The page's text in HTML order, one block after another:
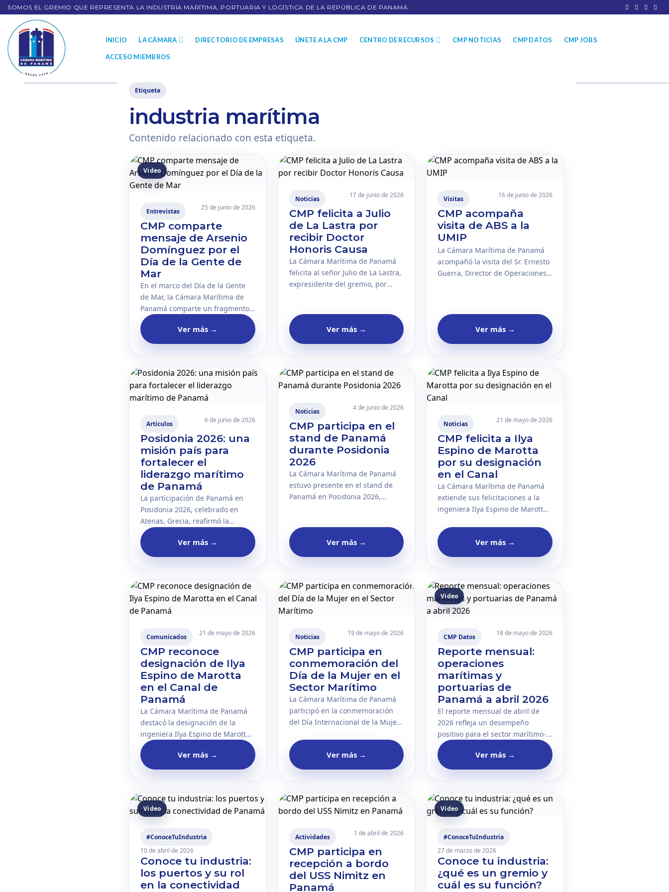
SOMOS EL GREMIO QUE REPRESENTA LA INDUSTRIA MARÍTIMA, PORTUARIA Y LOGÍSTICA DE LA REPÚBLICA DE PANAMÁ
INICIO LA CÁMARA DIRECTORIO DE EMPRESAS ÚNETE A LA CMP CENTRO DE RECURSOS CMP NOTICIAS CMP DATOS CMP JOBS
ACCESO MIEMBROS
Etiqueta
industria marítima
Contenido relacionado con esta etiqueta.
Video
Entrevistas 25 de junio de 2026
CMP comparte
mensaje de Arsenio
Domínguez por el
Día de la Gente de
Mar
En el marco del Día de la Gente
de Mar, la Cámara Marítima de
Panamá comparte un fragmento
de la intervención de Arsenio
Domínguez, secretario general de
la OMI, durante el Encuentro
Ver más →
Noticias 17 de junio de 2026
CMP felicita a Julio
de La Lastra por
recibir Doctor
Honoris Causa
La Cámara Marítima de Panamá
felicita al señor Julio de La Lastra,
expresidente del gremio, por
Honoris Causa. Este
reconocimiento resalta su
trayectoria y aporte al sector
Ver más →
Visitas 16 de junio de 2026
CMP acompaña
visita de ABS a la
UMIP
La Cámara Marítima de Panamá
acompañó la visita del Sr. Ernesto
Guerra, Director de Operaciones
Internacional de Panamá. La
jornada permitió acercar a la
academia con referentes de la
Ver más →
Artículos 6 de junio de 2026
Posidonia 2026: una
misión país para
fortalecer el
liderazgo marítimo
de Panamá
La participación de Panamá en
Posidonia 2026, celebrado en
Atenas, Grecia, reafirmó la
importancia de mantener una
presencia activa en los
principales centros de decisión
Ver más →
Noticias 4 de junio de 2026
CMP participa en el
stand de Panamá
durante Posidonia
2026
La Cámara Marítima de Panamá
estuvo presente en el stand de
Panamá en Posidonia 2026,
compromiso del gremio con la
proyección internacional del
sector marítimo, logístico y
Ver más →
Noticias 21 de mayo de 2026
CMP felicita a Ilya
Espino de Marotta
por su designación
en el Canal
La Cámara Marítima de Panamá
extiende sus felicitaciones a la
ingeniera Ilya Espino de Marotta
administradora del Canal de
Panamá para el período 2026-
2033. Su nombramiento marca un
panameño.
Ver más →
Comunicados 21 de mayo de 2026
CMP reconoce
designación de Ilya
Espino de Marotta
en el Canal de
Panamá
La Cámara Marítima de Panamá
destacó la designación de la
ingeniera Ilya Espino de Marotta
como administradora del Canal
de Panamá. El nombramiento
representa un hecho de especial
liderazgo femenino en el sector.
Ver más →
Noticias 19 de mayo de 2026
CMP participa en
conmemoración del
Día de la Mujer en el
Sector Marítimo
La Cámara Marítima de Panamá
participó en la conmemoración
del Día Internacional de la Mujer
por la Universidad Marítima
Internacional de Panamá. La
actividad destacó el liderazgo y el
marítima.
Ver más →
Video
CMP Datos 18 de mayo de 2026
Reporte mensual:
operaciones
marítimas y
portuarias de
Panamá a abril 2026
El reporte mensual de abril de
2026 refleja un desempeño
positivo para el sector marítimo-
portuario panameño, con
crecimiento en todos sus
indicadores principales. Los
industria clave para la
conectividad y el comercio
El reporte mensual de las
operaciones marítimas y
portuarias de Panamá,
correspondiente a abril de 2026,
muestra un comportamiento
Ver más →
Video
#ConoceTuIndustria
10 de abril de 2026
Conoce tu industria:
los puertos y su rol
en la conectividad
Actividades 1 de abril de 2026
CMP participa en
recepción a bordo
del USS Nimitz en
Panamá
Video
#ConoceTuIndustria
27 de marzo de 2026
Conoce tu industria:
¿qué es un gremio y
cuál es su función?